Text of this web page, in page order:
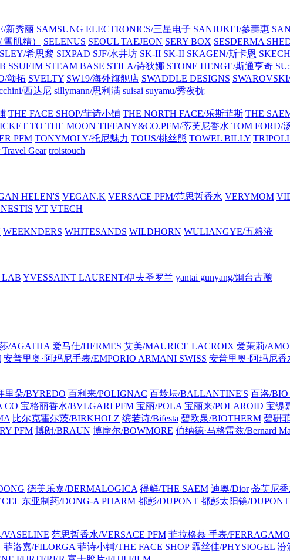
新秀丽 SAMSUNG ELECTRONICS/三星电子 SANJUKEI/參壽惠
肌精） SELENUS SEOUL TAEJEON SERY BOX SESDERMA
希思黎 SIXPAD SJF/水井坊 SK-II SK-II SKAGEN/斯卡恩
SSUEIM STEAM BASE STILA/诗狄娜 STONE HENGE/斯通亨奇
颂拓 SVELTY SW19/海外旗舰店 SWADDLE DESIGNS
西达尼 sillymann/思利满 suisai suyamu/秀夜抚
THE FACE SHOP/菲诗小铺 THE NORTH FACE/乐斯菲斯 THE
TO THE MOON TIFFANY&CO.PFM/蒂芙尼香水 TOM FORD/
PFM TONYMOLY/托尼魅力 TOUS/桃丝熊 TOWEL BILLY
Travel Gear troistouch
HELEN'S VEGAN.K VERSACE PFM/范思哲香水 VERYMOM
VT VTECH
WEEKNDERS WHITESANDS WILDHORN WULIANGYE/五粮液
YVESSAINT LAURENT/伊夫圣罗兰 yantai gunyang/烟台古酿
/AGATHA 爱马仕/HERMES 艾美/MAURICE LACROIX 爱茉莉/
安普里奥·阿玛尼手表/EMPORIO ARMANI SWISS 安普里奥·阿玛尼
里朵/BYREDO 百利来/POLIGNAC 百龄坛/BALLANTINE'S 百洛/BIO
CO 宝格丽香水/BVLGARI PFM 宝丽/POLA 宝丽来/POLAROID 宝缇
比尔克霍尔茨/BIRKHOLZ 缤若诗/Bifesta 碧欧泉/BIOTHERM 碧硏
PFM 博朗/BRAUN 博摩尔/BOWMORE 伯纳德·马格雷兹/Bernard
德美乐嘉/DERMALOGICA 得鲜/THE SAEM 迪奥/Dior 蒂芙尼
东亚制药/DONG-A PHARM 都彭/DUPONT 都彭太阳镜/
VASELINE 范思哲香水/VERSACE PFM 菲拉格慕 手表/
菲洛嘉/FILORGA 菲诗小铺/THE FACE SHOP 霏丝佳/PHYSIOGEL 汾